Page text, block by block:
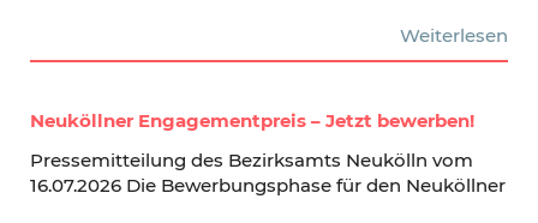
Weiterlesen
Neuköllner Engagementpreis – Jetzt bewerben!
Pressemitteilung des Bezirksamts Neukölln vom
16.07.2026 Die Bewerbungsphase für den Neuköllner